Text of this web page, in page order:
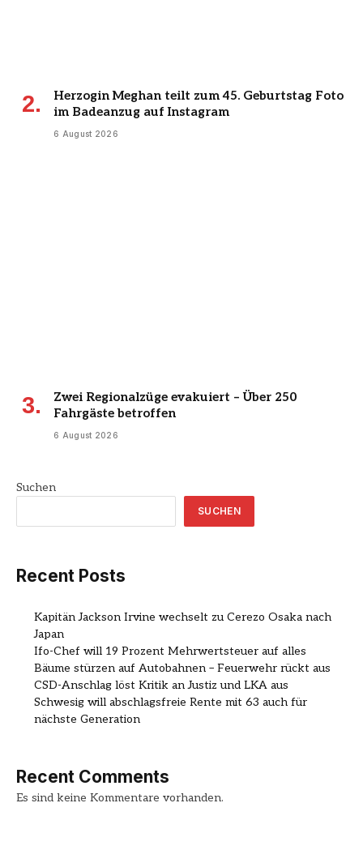
Herzogin Meghan teilt zum 45. Geburtstag Foto
im Badeanzug auf Instagram
6 August 2026
Zwei Regionalzüge evakuiert – Über 250
Fahrgäste betroffen
6 August 2026
Suchen
SUCHEN
Recent Posts
Kapitän Jackson Irvine wechselt zu Cerezo Osaka nach
Japan
Ifo-Chef will 19 Prozent Mehrwertsteuer auf alles
Bäume stürzen auf Autobahnen – Feuerwehr rückt aus
CSD-Anschlag löst Kritik an Justiz und LKA aus
Schwesig will abschlagsfreie Rente mit 63 auch für
nächste Generation
Recent Comments
Es sind keine Kommentare vorhanden.